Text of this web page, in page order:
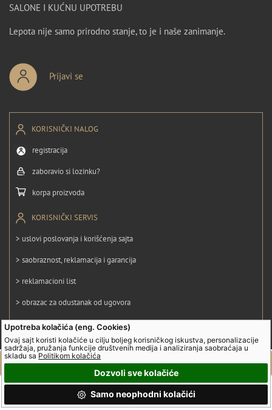
Upotreba kolačića (eng. Cookies)
Ovaj sajt koristi kolačiće u cilju boljeg korisničkog iskustva, personalizacije
sadržaja, pružanja funkcije društvenih medija i analiziranja saobraćaja u
skladu sa Politikom kolačića
Dozvoli sve kolačiće
Samo neophodni kolačići
SALONE I KUĆNU UPOTREBU
Lepota nije samo prirodno stanje, to je i naše zanimanje.
Prijavi se
KORISNIČKI NALOG
registracija
zaboravio si lozinku?
korpa proizvoda
KORISNIČKI SERVIS
> uslovi poslovanja i korišćenja sajta
> saobraznost, reklamacija i garancija
> reklamacioni list
> obrazac za odustanak od ugovora
> politika privatnosti
> politika kolačića
© UltraGroup. Sva prava su zadržana.